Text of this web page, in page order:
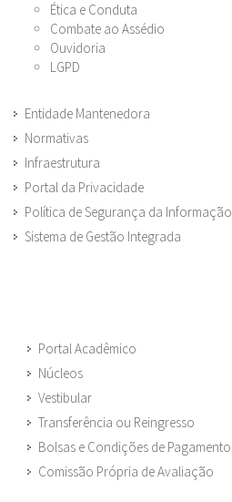
Ética e Conduta
Combate ao Assédio
Ouvidoria
LGPD
Entidade Mantenedora
Normativas
Infraestrutura
Portal da Privacidade
Política de Segurança da Informação
Sistema de Gestão Integrada
Portal Acadêmico
Núcleos
Vestibular
Transferência ou Reingresso
Bolsas e Condições de Pagamento
Comissão Própria de Avaliação